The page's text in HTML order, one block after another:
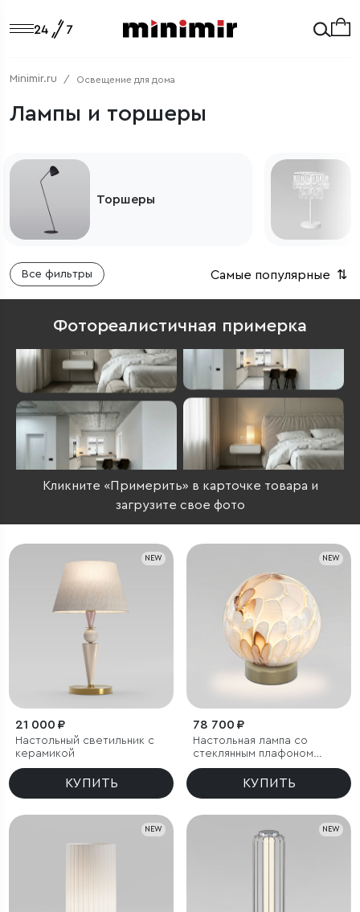
Minimir.ru Освещение для дома
Лампы и торшеры
настольные лампы
Все фильтры Самые популярные ⇅
Фотореалистичная примерка
Кликните «Примерить» в карточке товара и
загрузите свое фото
NEW
21 000 ₽
Настольный светильник с
керамикой
КУПИТЬ
NEW
78 700 ₽
Настольная лампа со
стеклянным плафоном
ручной работы
КУПИТЬ
NEW NEW